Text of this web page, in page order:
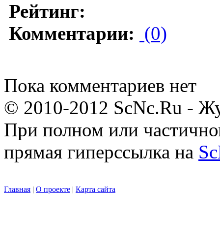
Рейтинг:
Комментарии: (0)
Пока комментариев нет
© 2010-2012 ScNc.Ru -
При полном или
прямая гиперссылка на
Главная | О проекте | Карта сайта